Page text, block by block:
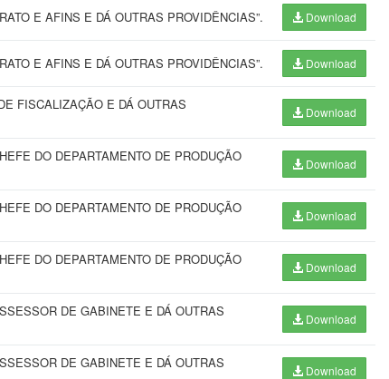
E AFINS E DÁ OUTRAS PROVIDÊNCIAS”. Download
E AFINS E DÁ OUTRAS PROVIDÊNCIAS”. Download
FISCALIZAÇÃO E DÁ OUTRAS
Download
DO DEPARTAMENTO DE PRODUÇÃO
Download
DO DEPARTAMENTO DE PRODUÇÃO
Download
DO DEPARTAMENTO DE PRODUÇÃO
Download
DE GABINETE E DÁ OUTRAS
Download
DE GABINETE E DÁ OUTRAS
Download